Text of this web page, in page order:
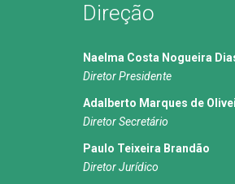
Direção
Naelma Costa Nogueira
Diretor Presidente
Adalberto Marques de
Diretor Secretário
Paulo Teixeira Brandão
Diretor Jurídico